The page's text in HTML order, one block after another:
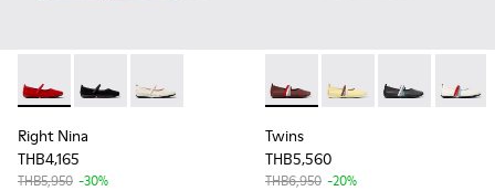
Right Nina - K201402-012 - รองเท้าบัลเลริน่าเส้นใย Tencel
Right Nina - K201402-011 - รองเท้าบัลเลริน่าเส้นใย
Right Nina - K201402-010 - รองเท้าบัลเลริน่
Right Nina
THB4,165
THB5,950 -30%
Twins - K201665-012 - รอ
Twins - K201665-013
Twins -Twins
Twins
THB5,560
THB6,950 -20%